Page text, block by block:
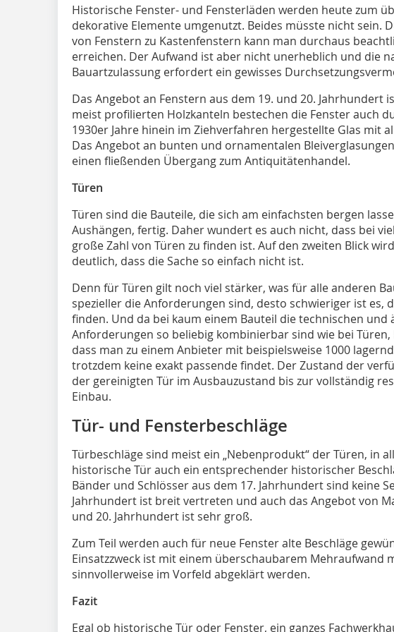
Historische Fenster- und Fensterläden werden heute zum
dekorative Elemente umgenutzt. Beides müsste nicht sein.
von Fenstern zu Kastenfenstern kann man durchaus
erreichen. Der Aufwand ist aber nicht unerheblich und die
Bauartzulassung erfordert ein gewisses
Das Angebot an Fenstern aus dem 19. und 20. Jahrhundert
meist profilierten Holzkanteln bestechen die Fenster auch
1930er Jahre hinein im Ziehverfahren hergestellte Glas mit
Das Angebot an bunten und ornamentalen
einen fließenden Übergang zum Antiquitätenhandel.
Türen
Türen sind die Bauteile, die sich am einfachsten bergen
Aushängen, fertig. Daher wundert es auch nicht, dass bei
große Zahl von Türen zu finden ist. Auf den zweiten Blick
deutlich, dass die Sache so einfach nicht ist.
Denn für Türen gilt noch viel stärker, was für alle anderen
spezieller die Anforderungen sind, desto schwieriger ist es,
finden. Und da bei kaum einem Bauteil die technischen und
Anforderungen so beliebig kombinierbar sind wie bei Türen,
dass man zu einem Anbieter mit beispielsweise 1000
trotzdem keine exakt passende findet. Der Zustand der
der gereinigten Tür im Ausbauzustand bis zur vollständig
Einbau.
Tür- und Fensterbeschläge
Türbeschläge sind meist ein „Nebenprodukt“ der Türen, in
historische Tür auch ein entsprechender historischer
Bänder und Schlösser aus dem 17. Jahrhundert sind keine
Jahrhundert ist breit vertreten und auch das Angebot von
und 20. Jahrhundert ist sehr groß.
Zum Teil werden auch für neue Fenster alte Beschläge
Einsatzzweck ist mit einem überschaubarem Mehraufwand
sinnvollerweise im Vorfeld abgeklärt werden.
Fazit
Egal ob historische Tür oder Fenster, ein ganzes